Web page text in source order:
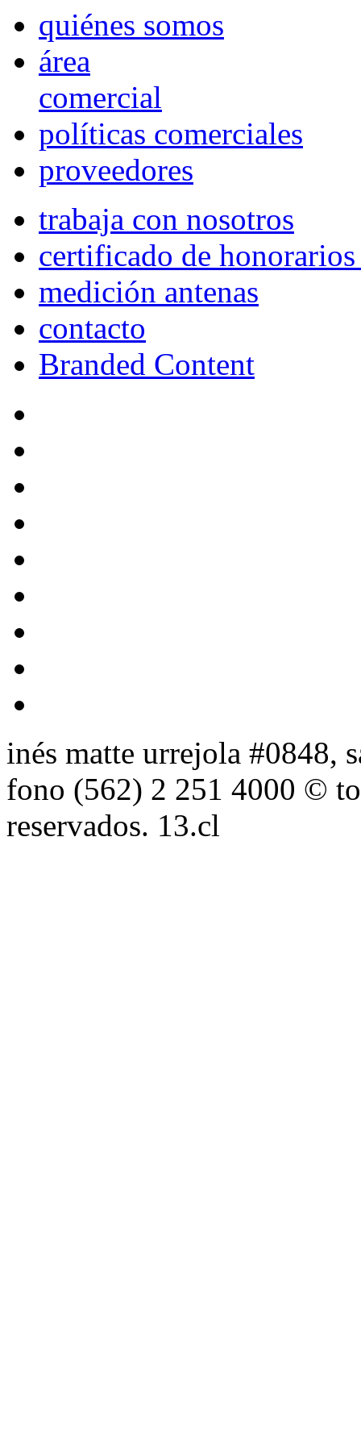
quiénes somos
área
comercial
políticas comerciales
proveedores
trabaja con nosotros
certificado de
medición antenas
contacto
Branded Content
inés matte urrejola #0848,
fono (562) 2 251 4000 ©
reservados. 13.cl